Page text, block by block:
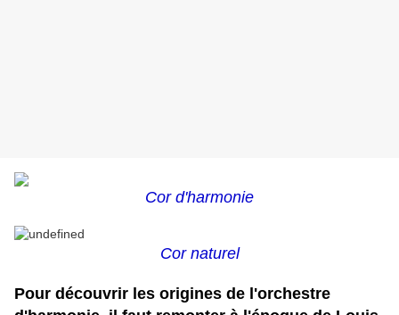
Cor d'harmonie
Cor naturel
Pour découvrir les origines de l'orchestre